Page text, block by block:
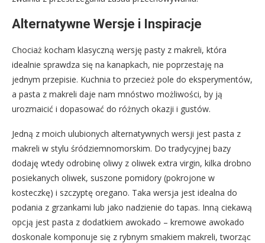
Alternatywne Wersje i Inspiracje
Chociaż kocham klasyczną wersję pasty z makreli, która
idealnie sprawdza się na kanapkach, nie poprzestaję na
jednym przepisie. Kuchnia to przecież pole do eksperymentów,
a pasta z makreli daje nam mnóstwo możliwości, by ją
urozmaicić i dopasować do różnych okazji i gustów.
Jedną z moich ulubionych alternatywnych wersji jest pasta z
makreli w stylu śródziemnomorskim. Do tradycyjnej bazy
dodaję wtedy odrobinę oliwy z oliwek extra virgin, kilka drobno
posiekanych oliwek, suszone pomidory (pokrojone w
kosteczkę) i szczyptę oregano. Taka wersja jest idealna do
podania z grzankami lub jako nadzienie do tapas. Inną ciekawą
opcją jest pasta z dodatkiem awokado – kremowe awokado
doskonale komponuje się z rybnym smakiem makreli, tworząc